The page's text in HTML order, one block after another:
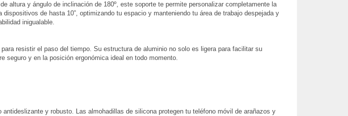
altura y ángulo de inclinación de 180º, este soporte te permite personalizar completamente la
de hasta 10”, optimizando tu espacio y manteniendo tu área de trabajo despejada y
inigualable.
resistir el paso del tiempo. Su estructura de aluminio no solo es ligera para facilitar su
seguro y en la posición ergonómica ideal en todo momento.
y robusto. Las almohadillas de silicona protegen tu teléfono móvil de arañazos y